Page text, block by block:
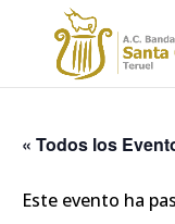
« Todos los
Este evento ha